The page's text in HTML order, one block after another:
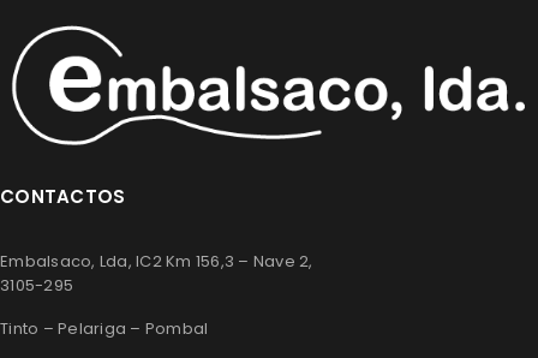
CONTACTOS
Embalsaco, Lda, IC2 Km 156,3 – Nave 2,
3105-295
Tinto – Pelariga – Pombal